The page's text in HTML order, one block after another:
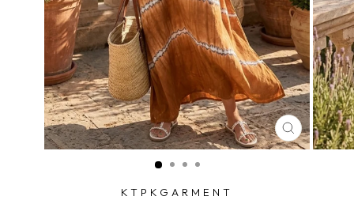
LUK
KTPKGARMENT